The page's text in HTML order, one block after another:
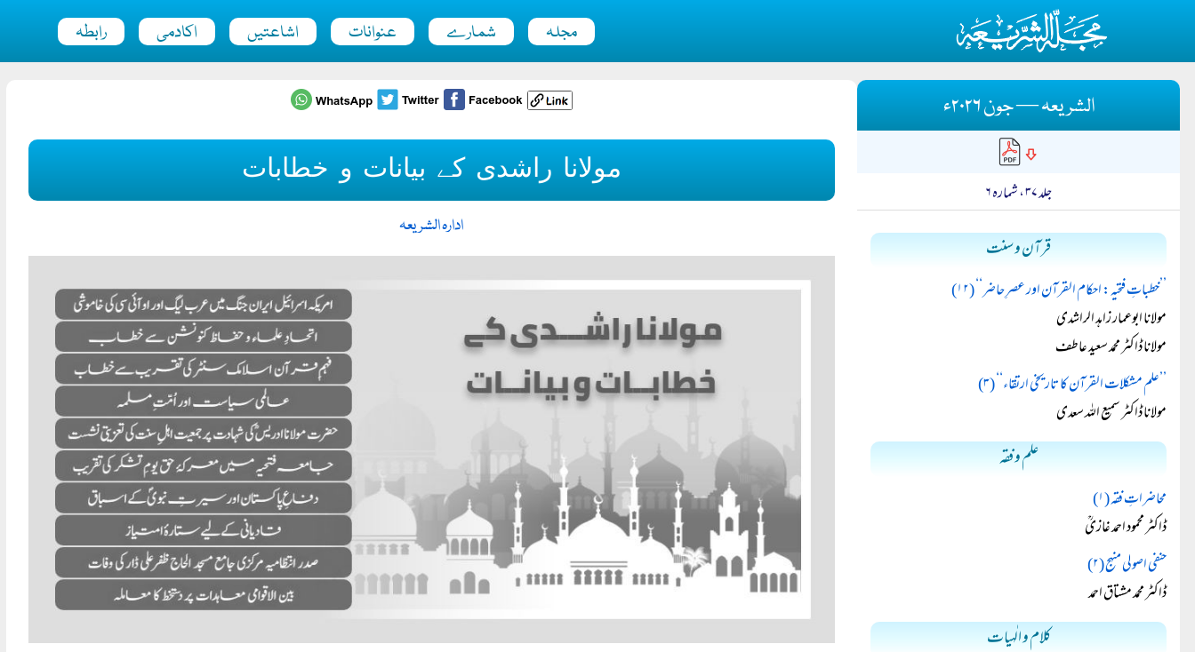
مجلہ شمارے عنوانات اشاعتیں اکادمی رابطہ
مولانا راشدی کے بیانات و خطابات
ادارہ الشریعہ
الشریعہ — جون ۲۰۲۶ء
جلد ۳۷ ، شمارہ ۶
قرآن و سنت
’’خطباتِ فتحیہ: احکام القرآن اور عصرِ حاضر‘‘ (۱۲)
مولانا ابوعمار زاہد الراشدی
مولانا ڈاکٹر محمد سعید عاطف
’’علم مشکلات القرآن کا تاریخی ارتقاء‘‘ (۳)
مولانا ڈاکٹر سمیع اللہ سعدی
علم و فقہ
محاضراتِ فقہ (۱)
ڈاکٹر محمود احمد غازیؒ
حنفی اصولی منہج (۲)
ڈاکٹر محمد مشتاق احمد
کلام و الٰہیات